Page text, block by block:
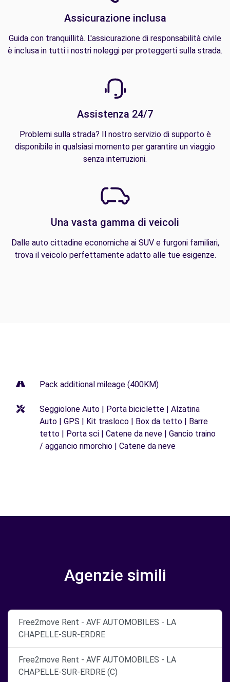
Assicurazione inclusa
Guida con tranquillità. L'assicurazione di responsabilità civile
è inclusa in tutti i nostri noleggi per proteggerti sulla strada.
Assistenza 24/7
Problemi sulla strada? Il nostro servizio di supporto è
disponibile in qualsiasi momento per garantire un viaggio
senza interruzioni.
Una vasta gamma di veicoli
Dalle auto cittadine economiche ai SUV e furgoni familiari,
trova il veicolo perfettamente adatto alle tue esigenze.
Pack additional mileage (400KM)
Seggiolone Auto | Porta biciclette | Alzatina
Auto | GPS | Kit trasloco | Box da tetto | Barre
tetto | Porta sci | Catene da neve | Gancio traino
/ aggancio rimorchio | Catene da neve
Agenzie simili
Free2move Rent - AVF AUTOMOBILES - LA
CHAPELLE-SUR-ERDRE
Free2move Rent - AVF AUTOMOBILES - LA
CHAPELLE-SUR-ERDRE (C)